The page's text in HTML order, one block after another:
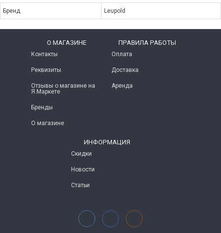
Бренд Leupold
O МАГАЗИНЕ
Контакты
Реквизиты
Отзывы о магазине на
Я.Маркете
Бренды
О магазине
ПРАВИЛА РАБОТЫ
Оплата
Доставка
Аренда
ИНФОРМАЦИЯ
Скидки
Новости
Статьи